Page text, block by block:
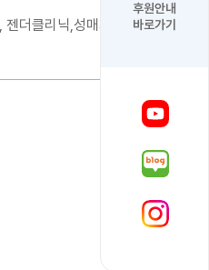
더클리닉,성매개
후원안내
바로가기